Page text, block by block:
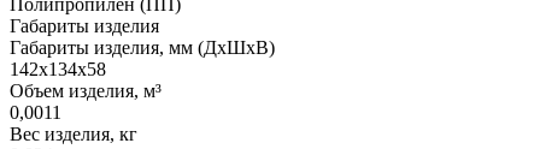
Полипропилен (ПП)
Габариты изделия
Габариты изделия, мм (ДхШхВ)
142х134х58
Объем изделия, м³
0,0011
Вес изделия, кг